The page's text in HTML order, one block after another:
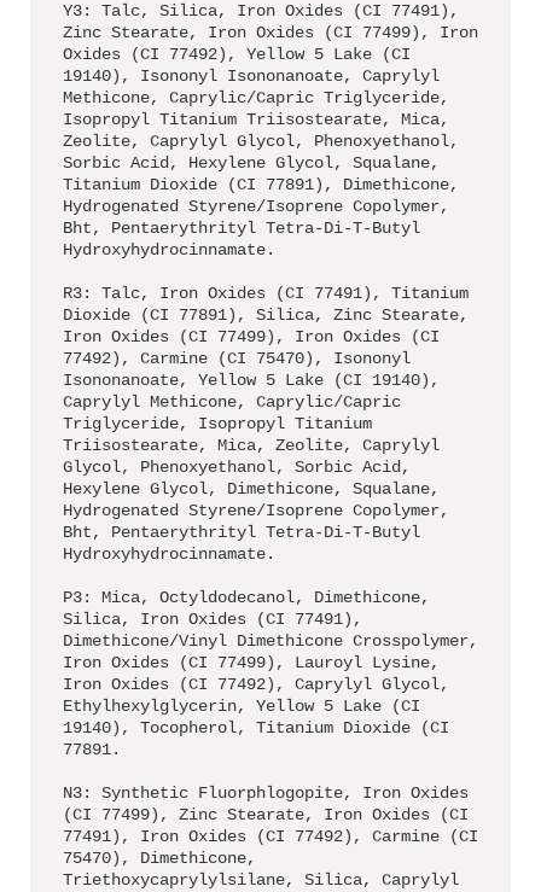
Y3: Talc, Silica, Iron Oxides (CI 77491),
Zinc Stearate, Iron Oxides (CI 77499), Iron
Oxides (CI 77492), Yellow 5 Lake (CI
19140), Isononyl Isononanoate, Caprylyl
Methicone, Caprylic/Capric Triglyceride,
Isopropyl Titanium Triisostearate, Mica,
Zeolite, Caprylyl Glycol, Phenoxyethanol,
Sorbic Acid, Hexylene Glycol, Squalane,
Titanium Dioxide (CI 77891), Dimethicone,
Hydrogenated Styrene/Isoprene Copolymer,
Bht, Pentaerythrityl Tetra-Di-T-Butyl
Hydroxyhydrocinnamate.
R3: Talc, Iron Oxides (CI 77491), Titanium
Dioxide (CI 77891), Silica, Zinc Stearate,
Iron Oxides (CI 77499), Iron Oxides (CI
77492), Carmine (CI 75470), Isononyl
Isononanoate, Yellow 5 Lake (CI 19140),
Caprylyl Methicone, Caprylic/Capric
Triglyceride, Isopropyl Titanium
Triisostearate, Mica, Zeolite, Caprylyl
Glycol, Phenoxyethanol, Sorbic Acid,
Hexylene Glycol, Dimethicone, Squalane,
Hydrogenated Styrene/Isoprene Copolymer,
Bht, Pentaerythrityl Tetra-Di-T-Butyl
Hydroxyhydrocinnamate.
P3: Mica, Octyldodecanol, Dimethicone,
Silica, Iron Oxides (CI 77491),
Dimethicone/Vinyl Dimethicone Crosspolymer,
Iron Oxides (CI 77499), Lauroyl Lysine,
Iron Oxides (CI 77492), Caprylyl Glycol,
Ethylhexylglycerin, Yellow 5 Lake (CI
19140), Tocopherol, Titanium Dioxide (CI
77891.
N3: Synthetic Fluorphlogopite, Iron Oxides
(CI 77499), Zinc Stearate, Iron Oxides (CI
77491), Iron Oxides (CI 77492), Carmine (CI
75470), Dimethicone,
Triethoxycaprylylsilane, Silica, Caprylyl